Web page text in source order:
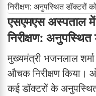
निरीक्षण: अनुपस्थित डॉक्टरों
एसएमएस अस्पताल
निरीक्षण: अनुपस्थित
मुख्यमंत्री भजनलाल
औचक निरीक्षण किया।
कई डॉक्टरों के